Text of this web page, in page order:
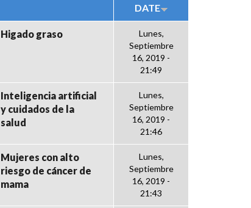
DATE
Higado graso
Lunes,
Septiembre
16, 2019 -
21:49
Inteligencia artificial
y cuidados de la
salud
Lunes,
Septiembre
16, 2019 -
21:46
Mujeres con alto
riesgo de cáncer de
mama
Lunes,
Septiembre
16, 2019 -
21:43